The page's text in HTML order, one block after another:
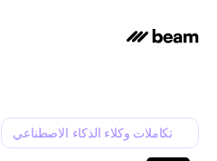
تكاملات وكلاء الذكاء الاصطناعي